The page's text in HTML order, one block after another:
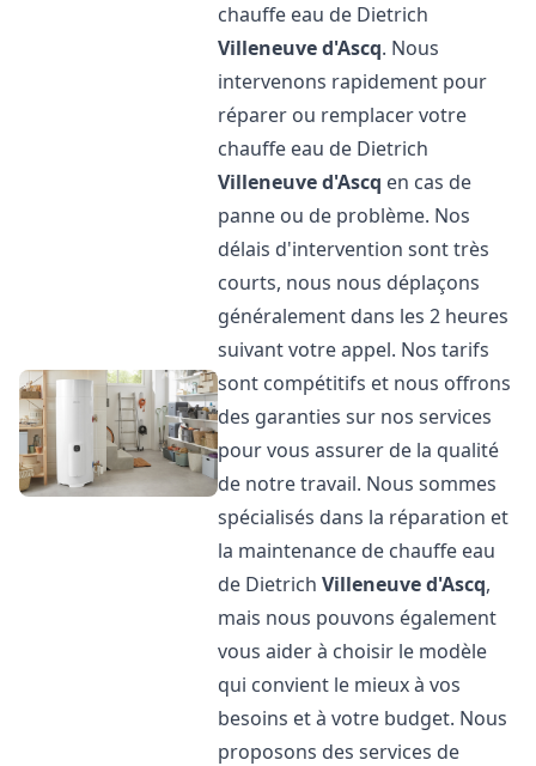
chauffe eau de Dietrich
Villeneuve d'Ascq. Nous
intervenons rapidement pour
réparer ou remplacer votre
chauffe eau de Dietrich
Villeneuve d'Ascq en cas de
panne ou de problème. Nos
délais d'intervention sont très
courts, nous nous déplaçons
généralement dans les 2 heures
suivant votre appel. Nos tarifs
sont compétitifs et nous offrons
des garanties sur nos services
pour vous assurer de la qualité
de notre travail. Nous sommes
spécialisés dans la réparation et
la maintenance de chauffe eau
de DietrichVilleneuve d'Ascq,
mais nous pouvons également
vous aider à choisir le modèle
qui convient le mieux à vos
besoins et à votre budget. Nous
proposons des services de